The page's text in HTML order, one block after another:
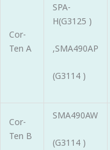
Cor-
Ten A
SPA-
H(G3125 )
,SMA490AP
(G3114 )
Cor-
Ten B
SMA490AW
(G3114 )